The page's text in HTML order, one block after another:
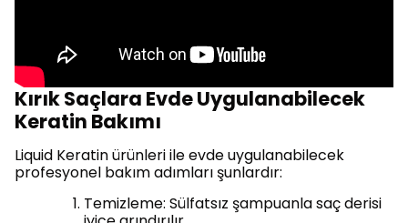
Kırık Saçlara Evde Uygulanabilecek
Keratin Bakımı
Liquid Keratin ürünleri ile evde uygulanabilecek
profesyonel bakım adımları şunlardır:
Temizleme: Sülfatsız şampuanla saç derisi